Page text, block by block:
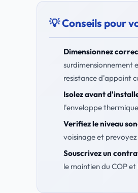
💡 Conseils pour
Dimensionnez
surdimensionnement
resistance d'appoint
Isolez avant
l'enveloppe
Verifiez le niveau
voisinage et
Souscrivez un
le maintien du COP